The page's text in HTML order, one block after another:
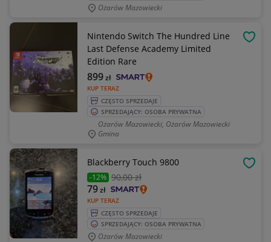
Ożarów Mazowiecki
Nintendo Switch The Hundred Line
Last Defense Academy Limited
Edition Rare
KUP TERAZ
899zł
CZĘSTO SPRZEDAJE
SPRZEDAJĄCY: OSOBA PRYWATNA
Ożarów Mazowiecki, Ożarów Mazowiecki
Gmina
Blackberry Touch 9800
-12% 90,00 zł
KUP TERAZ
79zł
CZĘSTO SPRZEDAJE
SPRZEDAJĄCY: OSOBA PRYWATNA
Ożarów Mazowiecki